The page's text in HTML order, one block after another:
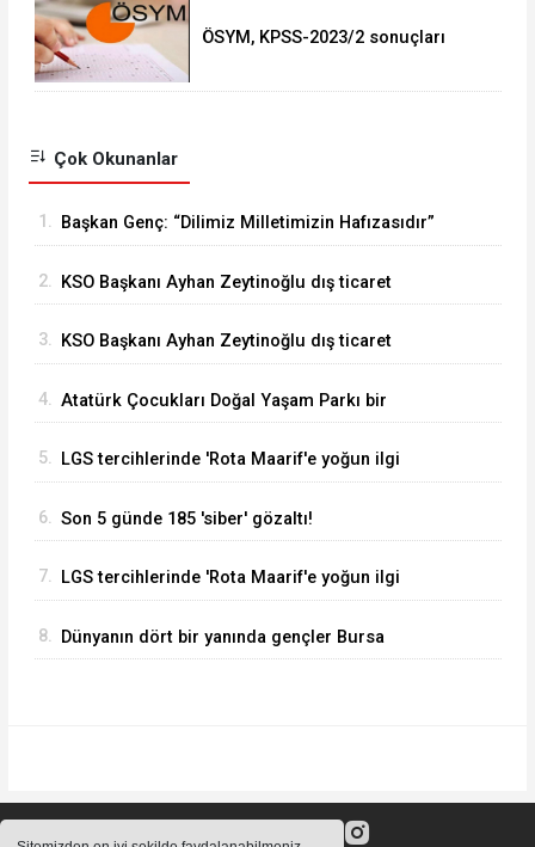
ÖSYM, KPSS-2023/2 sonuçları
Çok Okunanlar
1. Başkan Genç: “Dilimiz Milletimizin Hafızasıdır”
2. KSO Başkanı Ayhan Zeytinoğlu dış ticaret
3. KSO Başkanı Ayhan Zeytinoğlu dış ticaret
4. Atatürk Çocukları Doğal Yaşam Parkı bir
5. LGS tercihlerinde 'Rota Maarif'e yoğun ilgi
6. Son 5 günde 185 'siber' gözaltı!
7. LGS tercihlerinde 'Rota Maarif'e yoğun ilgi
8. Dünyanın dört bir yanında gençler Bursa